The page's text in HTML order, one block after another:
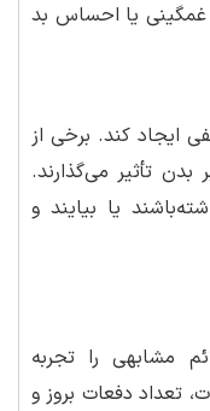
یا احساس بد
ایجاد کند. برخی از
تأثیر می‌گذارند.
یا بیایند و
مشابهی را تجربه
تعداد دفعات بروز و